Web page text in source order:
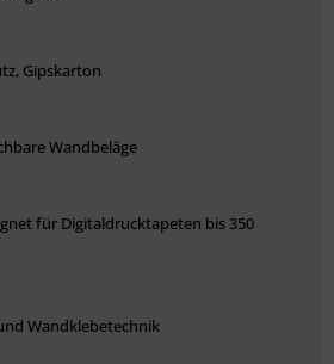
Gipskarton
Wandbeläge
für Digitaldrucktapeten bis 350
Wandklebetechnik